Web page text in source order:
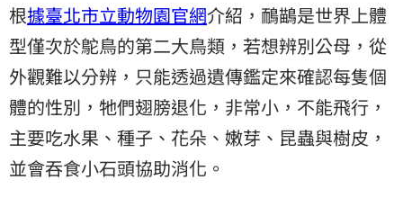
根據臺北市立動物園官網介紹，鴯鶓是世界上體
型僅次於鴕鳥的第二大鳥類，若想辨別公母，從
外觀難以分辨，只能透過遺傳鑑定來確認每隻個
體的性別，牠們翅膀退化，非常小，不能飛行，
主要吃水果、種子、花朵、嫩芽、昆蟲與樹皮，
並會吞食小石頭協助消化。